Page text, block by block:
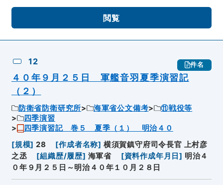
閲覧
12 件名
４０年９月２５日 軍艦音羽夏季演習記
（２）
防衛省防衛研究所 海軍省公文備考
⑪戦役等
四季演習
四季演習記 巻５ 夏季（１） 明治４０
[規模] 28 [作成者名称] 横須賀鎮守府司令長官 上村彦
之丞
[組織歴/履歴] 海軍省 [資料作成年月日] 明治４
０年９月２５日～明治４０年１０月２８日